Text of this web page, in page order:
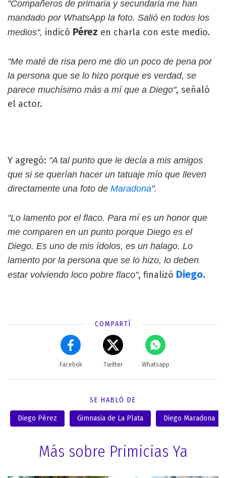
"Compañeros de primaria y secundaria me han
mandado por WhatsApp la foto. Salió en todos los
medios", indicó Pérez en charla con este medio.
"Me maté de risa pero me dio un poco de pena por
la persona que se lo hizo porque es verdad, se
parece muchísimo más a mí que a Diego", señaló
el actor.
Y agregó: "A tal punto que le decía a mis amigos
que si se querían hacer un tatuaje mío que lleven
directamente una foto de Maradona".
"Lo lamento por el flaco. Para mí es un honor que
me comparen en un punto porque Diego es el
Diego. Es uno de mis ídolos, es un halago. Lo
lamento por la persona que se lo hizo, lo deben
estar volviendo loco pobre flaco", finalizó Diego.
COMPARTÍ
Facebok Twitter Whatsapp
SE HABLÓ DE
Diego Pérez Gimnasia de La Plata Diego Maradona
Más sobre Primicias Ya